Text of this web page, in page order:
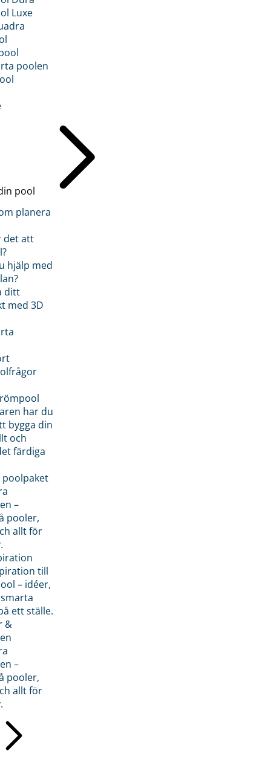
Luxe
poolen
pool
planera
det att
hjälp med
ditt
med 3D
har du
bygga din
och
färdiga
–
pooler,
allt för
till
– idéer,
ett ställe.
&
–
pooler,
allt för